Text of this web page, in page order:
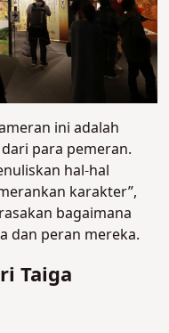
ini adalah
para pemeran.
hal-hal
karakter”,
bagaimana
dan peran mereka.
Taiga